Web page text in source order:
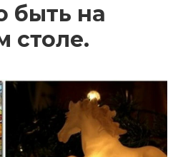
быть на
столе.